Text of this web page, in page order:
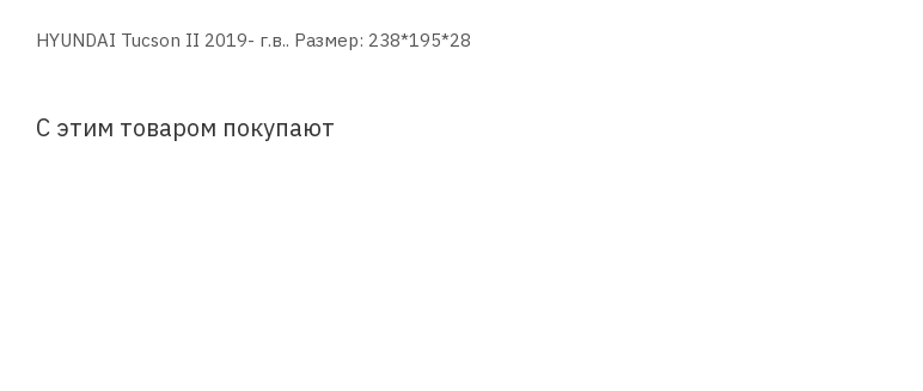
HYUNDAI Tucson II 2019- г.в.. Размер: 238*195*28
С этим товаром покупают